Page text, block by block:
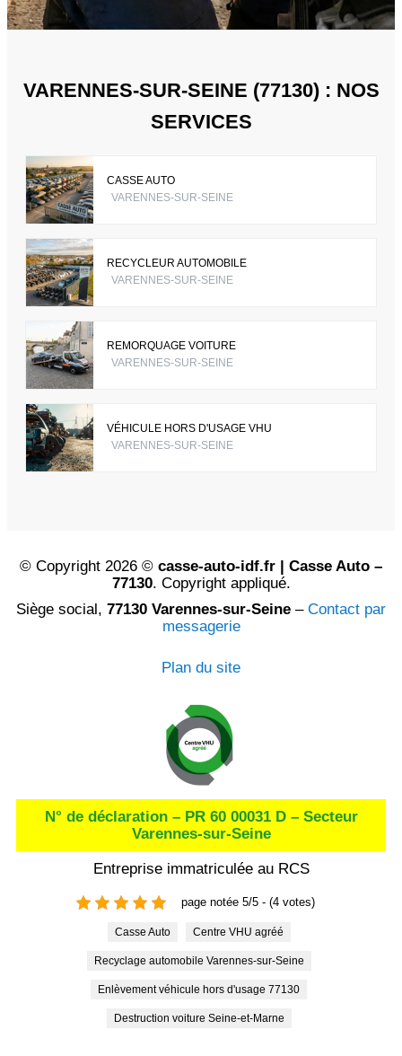
VARENNES-SUR-SEINE (77130) : NOS
SERVICES
CASSE AUTO
VARENNES-SUR-SEINE
RECYCLEUR AUTOMOBILE
VARENNES-SUR-SEINE
REMORQUAGE VOITURE
VARENNES-SUR-SEINE
VÉHICULE HORS D'USAGE VHU
VARENNES-SUR-SEINE
© Copyright 2026 © casse-auto-idf.fr | Casse Auto –
77130. Copyright appliqué.
Siège social, 77130 Varennes-sur-Seine – Contact par
messagerie
Plan du site
N° de déclaration – PR 60 00031 D – Secteur
Varennes-sur-Seine
Entreprise immatriculée au RCS
page notée 5/5 - (4 votes)
Casse Auto Centre VHU agréé
Recyclage automobile Varennes-sur-Seine
Enlèvement véhicule hors d'usage 77130
Destruction voiture Seine-et-Marne